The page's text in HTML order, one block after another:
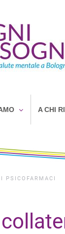
A CHI
PSICOFARMACI